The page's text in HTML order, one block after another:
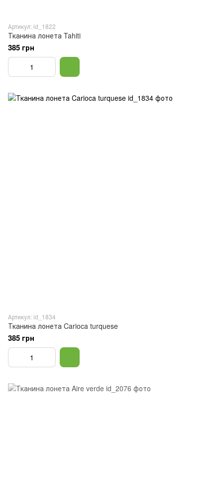
Артикул: id_1822
Тканина лонета Tahiti
385 грн
Артикул: id_1834
Тканина лонета Carioca turquese
385 грн